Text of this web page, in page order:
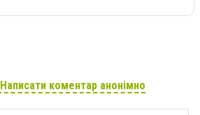
Написати коментар анонімно